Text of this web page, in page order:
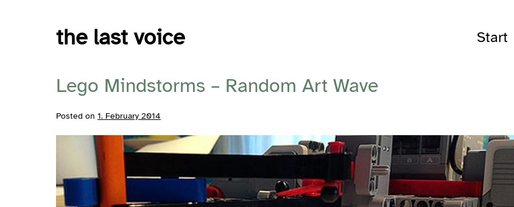
the last voice Start
Lego Mindstorms – Random Art Wave
Posted on 1. February 2014